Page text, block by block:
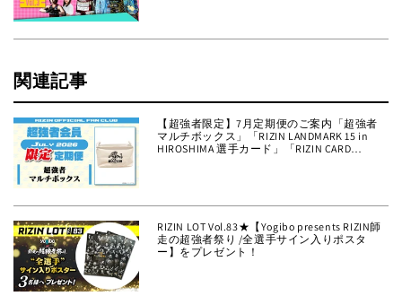
関連記事
【超強者限定】7月定期便のご案内「超強者
マルチボックス」「RIZIN LANDMARK 15 in
HIROSHIMA 選手カード」「RIZIN CARD
RIZIN LOT Vol.83★【Yogibo presents RIZIN師
走の超強者祭り /全選手サイン入りポスタ
ー】をプレゼント！